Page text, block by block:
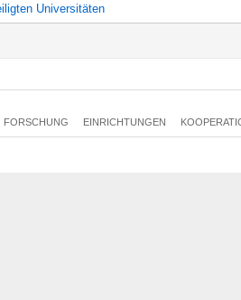
Universitäten
der Künste Berlin
Potsdam
Universität Viadrina
für Musik Franz Liszt Weimar
FORSCHUNG EINRICHTUNGEN